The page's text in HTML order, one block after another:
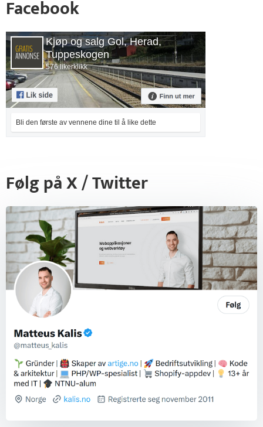
Facebook
Kjøp og salg Gol, Herad,
Tuppeskogen
576 likerklikk
Bli den første av vennene dine til å like dette
Følg på X / Twitter